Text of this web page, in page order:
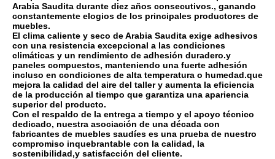
Arabia Saudita durante diez años consecutivos., ganando
constantemente elogios de los principales productores de
muebles.
El clima caliente y seco de Arabia Saudita exige adhesivos
con una resistencia excepcional a las condiciones
climáticas y un rendimiento de adhesión duradero.y
paneles compuestos, manteniendo una fuerte adhesión
incluso en condiciones de alta temperatura o humedad.que
mejora la calidad del aire del taller y aumenta la eficiencia
de la producción al tiempo que garantiza una apariencia
superior del producto.
Con el respaldo de la entrega a tiempo y el apoyo técnico
dedicado, nuestra asociación de una década con
fabricantes de muebles saudíes es una prueba de nuestro
compromiso inquebrantable con la calidad, la
sostenibilidad,y satisfacción del cliente.